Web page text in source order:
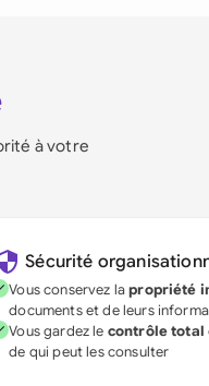
à votre
Sécurité
Vous conservez lapropriété
documents et de leurs
Vous gardez le contrôle total
de qui peut les consulter